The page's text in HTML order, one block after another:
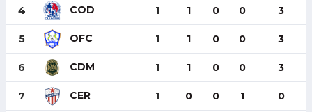
4 COD 1 1 0 0 3
5 OFC 1 1 0 0 3
6 CDM 1 1 0 0 3
7 CER 1 0 0 1 0